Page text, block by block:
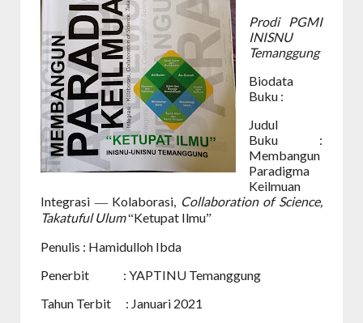
Prodi PGMI
INISNU
Temanggung
Biodata
Buku :
Judul
Buku
:
Membangun
Paradigma
Keilmuan
Integrasi —Kolaborasi, Collaboration of Science,
Takatuful Ulum“Ketupat Ilmu”
Penulis : Hamidulloh Ibda
Penerbit
: YAPTINU Temanggung
Tahun Terbit
: Januari 2021